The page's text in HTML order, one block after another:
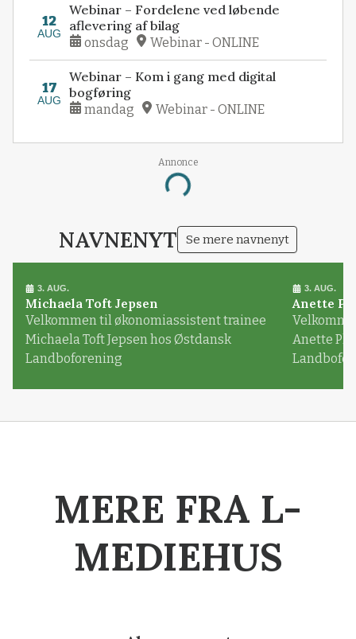
12
AUG
Webinar – Fordelene ved løbende
aflevering af bilag
onsdag Webinar - ONLINE
17
AUG
Webinar – Kom i gang med digital
bogføring
mandag Webinar - ONLINE
Annonce
Loading...
NAVNENYT Se mere navnenyt
3. AUG.
Michaela Toft Jepsen
Velkommen til økonomiassistent trainee
Michaela Toft Jepsen hos Østdansk
Landboforening
3. AUG.
Anette
Anette
MERE FRA L-
MEDIEHUS